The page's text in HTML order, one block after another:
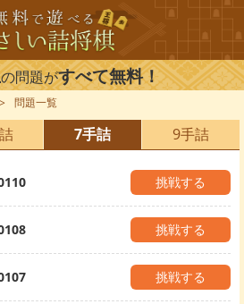
の問題がすべて無料！
問題一覧
7手詰 9手詰
挑戦する
挑戦する
挑戦する